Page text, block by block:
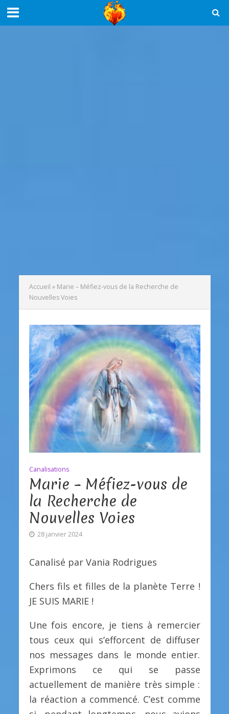
Accueil » Marie – Méfiez-vous de la Recherche de
Nouvelles Voies
Canalisations
Marie – Méfiez-vous de
la Recherche de
Nouvelles Voies
28 janvier 2024
Canalisé par Vania Rodrigues
Chers fils et filles de la planète Terre !
JE SUIS MARIE !
Une fois encore, je tiens à remercier
tous ceux qui s’efforcent de diffuser
nos messages dans le monde entier.
Exprimons ce qui se passe
actuellement de manière très simple :
la réaction a commencé. C’est comme